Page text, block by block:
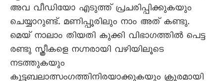
അവ വീഡിയോ എടുത്ത് പ്രചരിപ്പിക്കുകയും
ചെയ്യാറുണ്ട്. മണിപ്പൂരിലും നാം അത് കണ്ടു.
മെയ് നാലാം തിയതി കുക്കി വിഭാഗത്തിൽ പെട്ട
രണ്ടു സ്ത്രീകളെ നഗ്നരായി വഴിയിലൂടെ
നടത്തുകയും